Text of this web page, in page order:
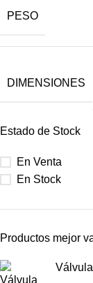
Estado de Stock
En Venta
En Stock
Productos mejor
PESO
DIMENSIONES